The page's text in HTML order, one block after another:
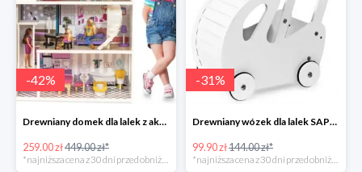
-42%
Drewniany domek dla lalek z akcesoriami i światełkami LED
259.00 zł449.00 zł*
*najniższa cena z 30 dni przed obniżką
-31%
Drewniany wózek dla lalek SAPPHIRE
99.90 zł144.00 zł*
*najniższa cena z 30 dni przed obniżką